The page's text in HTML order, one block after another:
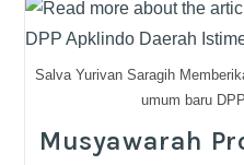
Salva Yurivan Saragih
umum baru
Musyawarah